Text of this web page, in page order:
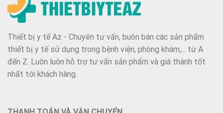
Thiết bị y tế Az - Chuyên tư vấn, buôn bán các sản phẩm
thiết bị y tế sử dụng trong bệnh viện, phòng khám,... từ A
đến Z. Luôn luôn hỗ trợ tư vấn sản phẩm và giá thành tốt
nhất tới khách hàng.